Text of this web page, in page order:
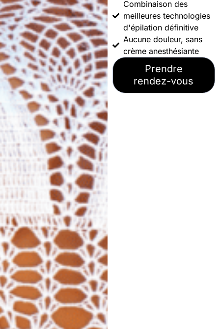
Combinaison des
meilleures technologies
d'épilation définitive
Aucune douleur, sans
crème anesthésiante
Prendre
rendez-vous